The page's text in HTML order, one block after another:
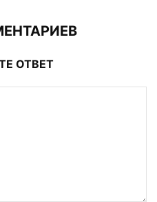
ОТВЕТ